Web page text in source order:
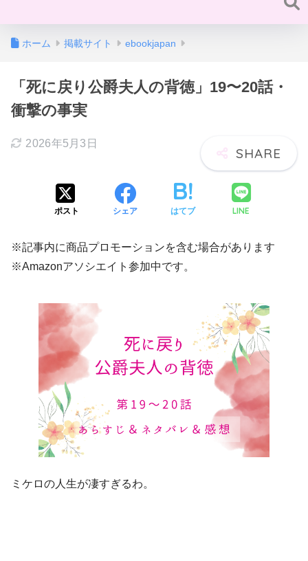
ホーム 掲載サイト ebookjapan
「死に戻り公爵夫人の背徳」19〜20話・
衝撃の事実
2026年5月3日
ポスト シェア はてブ LINE
※記事内に商品プロモーションを含む場合があります
※Amazonアソシエイト参加中です。
ミケロの人生が凄すぎるわ。